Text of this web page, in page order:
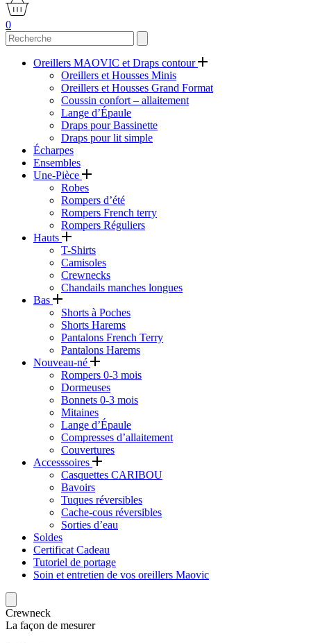
0
Oreillers MAOVIC et Draps contour
Oreillers et Housses Minis
Oreillers et Housses Grand Format
Coussin confort – allaitement
Lange d’Épaule
Draps pour Bassinette
Draps pour lit simple
Écharpes
Ensembles
Une-Pièce
Robes
Rompers d’été
Rompers French terry
Rompers Réguliers
Hauts
T-Shirts
Camisoles
Crewnecks
Chandails manches longues
Bas
Shorts à Poches
Shorts Harems
Pantalons French Terry
Pantalons Harems
Nouveau-né
Rompers 0-3 mois
Dormeuses
Bonnets 0-3 mois
Mitaines
Lange d’Épaule
Compresses d’allaitement
Couvertures
Accesssoires
Casquettes CARIBOU
Bavoirs
Tuques réversibles
Cache-cous réversibles
Sorties d’eau
Soldes
Certificat Cadeau
Tutoriel de portage
Soin et entretien de vos oreillers Maovic
Crewneck
La façon de mesurer